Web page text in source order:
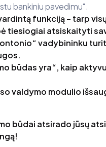
bankiniu pavedimu“.
funkciją – tarp
tiesiogiai atsiskaityti
vadybininku
būdas yra“, kaip
valdymo modulio
būdai atsirado jūsų